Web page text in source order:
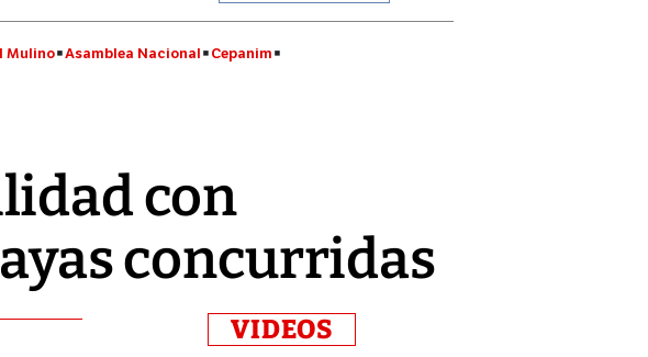
Mulino Asamblea Nacional Cepanim
con
concurridas
VIDEOS